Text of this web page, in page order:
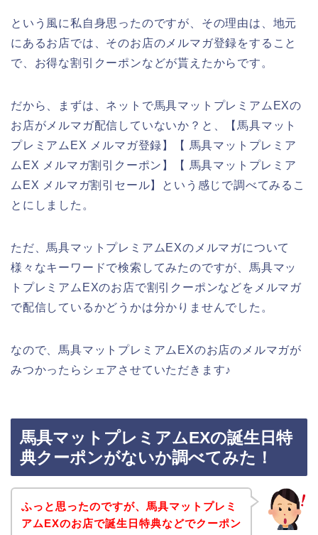
という風に私自身思ったのですが、その理由は、地元
にあるお店では、そのお店のメルマガ登録をすること
で、お得な割引クーポンなどが貰えたからです。
だから、まずは、ネットで馬具マットプレミアムEXの
お店がメルマガ配信していないか？と、【馬具マット
プレミアムEX メルマガ登録】【 馬具マットプレミア
ムEX メルマガ割引クーポン】【 馬具マットプレミア
ムEX メルマガ割引セール】という感じで調べてみるこ
とにしました。
ただ、馬具マットプレミアムEXのメルマガについて
様々なキーワードで検索してみたのですが、馬具マッ
トプレミアムEXのお店で割引クーポンなどをメルマガ
で配信しているかどうかは分かりませんでした。
なので、馬具マットプレミアムEXのお店のメルマガが
みつかったらシェアさせていただきます♪
馬具マットプレミアムEXの誕生日特
典クーポンがないか調べてみた！
ふっと思ったのですが、馬具マットプレミ
アムEXのお店で誕生日特典などでクーポン